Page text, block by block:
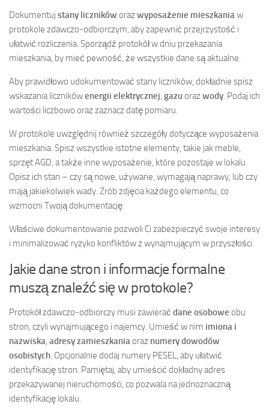
Dokumentuj stany liczników orazwyposażenie mieszkaniaw
protokole zdawczo-odbiorczym, aby zapewnić przejrzystość i
ułatwić rozliczenia. Sporządź protokół w dniu przekazania
mieszkania, by mieć pewność, że wszystkie dane są aktualne.
Aby prawidłowo udokumentować stany liczników, dokładnie spisz
wskazania licznikówenergii elektrycznej, gazuorazwody. Podaj ich
wartości liczbowo oraz zaznacz datę pomiaru.
W protokole uwzględnij również szczegóły dotyczące wyposażenia
mieszkania. Spisz wszystkie istotne elementy, takie jak meble,
sprzęt AGD, a także inne wyposażenie, które pozostaje w lokalu.
Opisz ich stan – czy są nowe, używane, wymagają naprawy, lub czy
mają jakiekolwiek wady. Zrób zdjęcia każdego elementu, co
wzmocni Twoją dokumentację.
Właściwe dokumentowanie pozwoli Ci zabezpieczyć swoje interesy
i minimalizować ryzyko konfliktów z wynajmującym w przyszłości.
Jakie dane stron i informacje formalne
muszą znaleźć się w protokole?
Protokół zdawczo-odbiorczy musi zawierać dane osobowe obu
stron, czyli wynajmującego i najemcy. Umieść w nim imiona i
nazwiska, adresy zamieszkaniaoraz numery dowodów
osobistych. Opcjonalnie dodaj numery PESEL, aby ułatwić
identyfikację stron. Pamiętaj, aby umieścić dokładny adres
przekazywanej nieruchomości, co pozwala na jednoznaczną
identyfikację lokalu.